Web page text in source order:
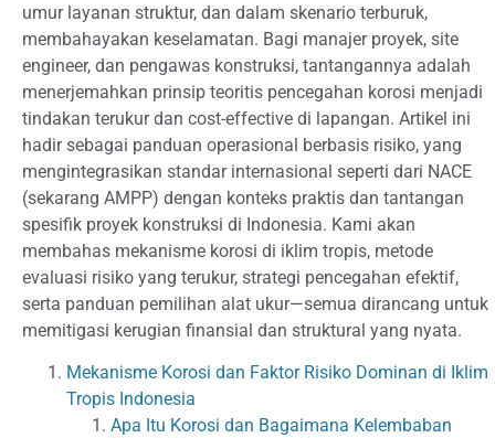
umur layanan struktur, dan dalam skenario terburuk,
membahayakan keselamatan. Bagi manajer proyek, site
engineer, dan pengawas konstruksi, tantangannya adalah
menerjemahkan prinsip teoritis pencegahan korosi menjadi
tindakan terukur dan cost-effective di lapangan. Artikel ini
hadir sebagai panduan operasional berbasis risiko, yang
mengintegrasikan standar internasional seperti dari NACE
(sekarang AMPP) dengan konteks praktis dan tantangan
spesifik proyek konstruksi di Indonesia. Kami akan
membahas mekanisme korosi di iklim tropis, metode
evaluasi risiko yang terukur, strategi pencegahan efektif,
serta panduan pemilihan alat ukur—semua dirancang untuk
memitigasi kerugian finansial dan struktural yang nyata.
Mekanisme Korosi dan Faktor Risiko Dominan di Iklim
Tropis Indonesia
Apa Itu Korosi dan Bagaimana Kelembaban